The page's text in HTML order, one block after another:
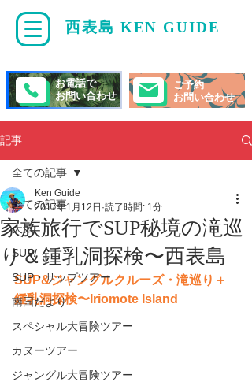
西表島 KEN GUIDE
ご予約
お問い合わせ
お電話で
お問い合わせ
記事
全ての記事
天気
SUP/
SUP・サップツアー
南国だより
スペシャル大冒険ツアー
カヌーツアー
ジャングル大冒険ツアー
全ての記事
家族旅行でSUP秘境の滝巡
り＆鍾乳洞探検〜西表島
Ken Guide
2017年1月12日 読了時間: 1分
SUP&ジャングルクルーズ・滝巡り＋
鍾乳洞探検〜Iriomote Island